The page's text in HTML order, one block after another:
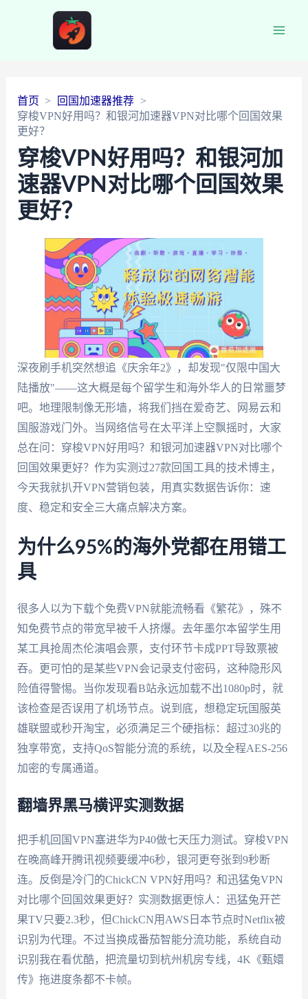
首页
回国加速器推荐
穿梭VPN好用吗？和银河加速器VPN对比哪个回国效果
更好？
穿梭VPN好用吗？和银河加
速器VPN对比哪个回国效果
更好？
深夜刷手机突然想追《庆余年2》，却发现"仅限中国大
陆播放"——这大概是每个留学生和海外华人的日常噩梦
吧。地理限制像无形墙，将我们挡在爱奇艺、网易云和
国服游戏门外。当网络信号在太平洋上空飘摇时，大家
总在问：穿梭VPN好用吗？和银河加速器VPN对比哪个
回国效果更好？作为实测过27款回国工具的技术博主，
今天我就扒开VPN营销包装，用真实数据告诉你：速
度、稳定和安全三大痛点解决方案。
为什么95%的海外党都在用错工
具
很多人以为下载个免费VPN就能流畅看《繁花》，殊不
知免费节点的带宽早被千人挤爆。去年墨尔本留学生用
某工具抢周杰伦演唱会票，支付环节卡成PPT导致票被
吞。更可怕的是某些VPN会记录支付密码，这种隐形风
险值得警惕。当你发现看B站永远加载不出1080p时，就
该检查是否误用了机场节点。说到底，想稳定玩国服英
雄联盟或秒开淘宝，必须满足三个硬指标：超过30兆的
独享带宽，支持QoS智能分流的系统，以及全程AES-256
加密的专属通道。
翻墙界黑马横评实测数据
把手机回国VPN塞进华为P40做七天压力测试。穿梭VPN
在晚高峰开腾讯视频要缓冲6秒，银河更夸张到9秒断
连。反倒是冷门的ChickCN VPN好用吗？和迅猛兔VPN
对比哪个回国效果更好？实测数据更惊人：迅猛兔开芒
果TV只要2.3秒，但ChickCN用AWS日本节点时Netflix被
识别为代理。不过当换成番茄智能分流功能，系统自动
识别我在看优酷，把流量切到杭州机房专线，4K《甄嬛
传》拖进度条都不卡帧。